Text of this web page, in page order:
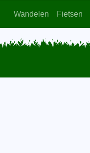
Wandelen Fietsen